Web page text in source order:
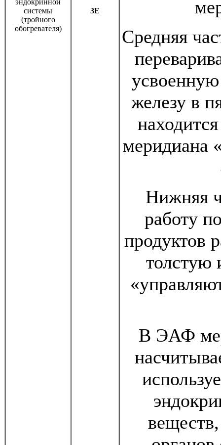
эндокринной
системы
(тройного
обогревателя)
3E
Средняя
железу в
меридиана
Нижняя
работу
продуктов
толстую
В ЭАФ